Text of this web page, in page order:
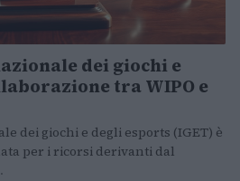
dei giochi e
tra WIPO e
dei giochi e degli esports (IGET) è
per i ricorsi derivanti dal